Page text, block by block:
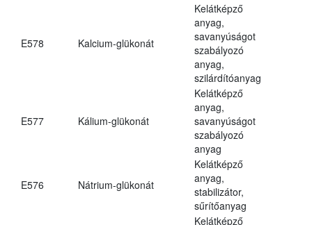
E578 Kalcium-glükonát
Kelátképző
anyag,
savanyúságot
szabályozó
anyag,
szilárdítóanyag
E577 Kálium-glükonát
Kelátképző
anyag,
savanyúságot
szabályozó
anyag
E576 Nátrium-glükonát
Kelátképző
anyag,
stabilizátor,
sűrítőanyag
Kelátképző